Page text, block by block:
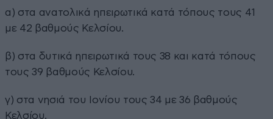
α) στα ανατολικά ηπειρωτικά κατά τόπους τους 41
με 42 βαθμούς Κελσίου.
β) στα δυτικά ηπειρωτικά τους 38 και κατά τόπους
τους 39 βαθμούς Κελσίου.
γ) στα νησιά του Ιονίου τους 34 με 36 βαθμούς
Κελσίου.